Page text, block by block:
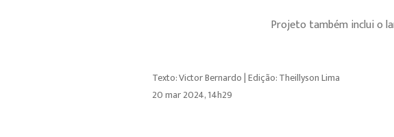
Projeto também inclui o
Texto: Victor Bernardo | Edição: Theillyson Lima
20 mar 2024, 14h29